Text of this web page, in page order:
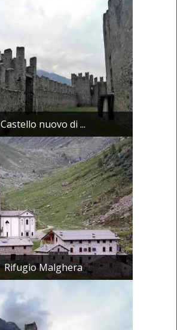
Castello nuovo di ...
Rifugio Malghera